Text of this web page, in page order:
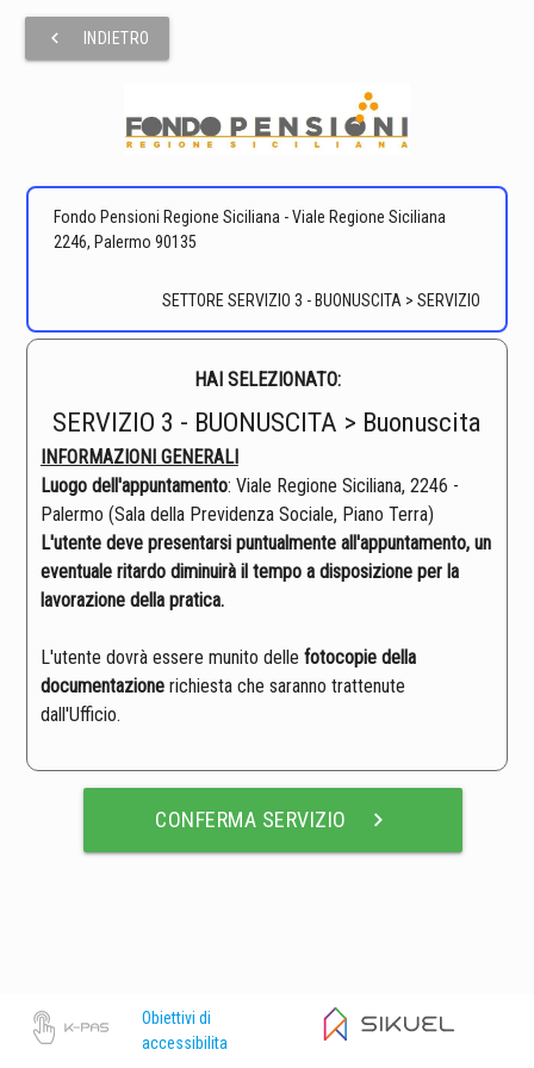
chevron_left INDIETRO
Fondo Pensioni Regione Siciliana - Viale Regione Siciliana
2246, Palermo 90135
SETTORE SERVIZIO 3 - BUONUSCITA > SERVIZIO
HAI SELEZIONATO:
SERVIZIO 3 - BUONUSCITA > Buonuscita
INFORMAZIONI GENERALI
Luogo dell'appuntamento: Viale Regione Siciliana, 2246 -
Palermo (Sala della Previdenza Sociale, Piano Terra)
L'utente deve presentarsi puntualmente all'appuntamento, un
eventuale ritardo diminuirà il tempo a disposizione per la
lavorazione della pratica.
L'utente dovrà essere munito delle fotocopie della
documentazione richiesta che saranno trattenute
dall'Ufficio.
chevron_right
CONFERMA SERVIZIO
Obiettivi di
accessibilita